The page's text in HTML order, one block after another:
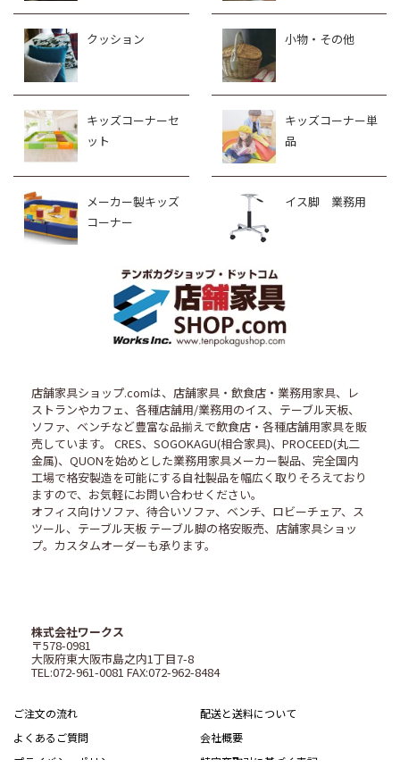
クッション 小物・その他
キッズコーナーセ
ット
キッズコーナー単
品
メーカー製キッズ
コーナー
イス脚 業務用
店舗家具ショップ.comは、店舗家具・飲食店・業務用家具、レ
ストランやカフェ、各種店舗用/業務用のイス、テーブル天板、
ソファ、ベンチなど豊富な品揃えで飲食店・各種店舗用家具を販
売しています。 CRES、SOGOKAGU(相合家具)、PROCEED(丸二
金属)、QUONを始めとした業務用家具メーカー製品、完全国内
工場で格安製造を可能にする自社製品を幅広く取りそろえており
ますので、お気軽にお問い合わせください。
オフィス向けソファ、待合いソファ、ベンチ、ロビーチェア、ス
ツール、テーブル天板 テーブル脚の格安販売、店舗家具ショッ
プ。カスタムオーダーも承ります。
株式会社ワークス
〒578-0981
大阪府東大阪市島之内1丁目7-8
TEL:072-961-0081 FAX:072-962-8484
ご注文の流れ
配送と送料について
よくあるご質問
会社概要
プライバシーポリシー
特定商取引に基づく表記